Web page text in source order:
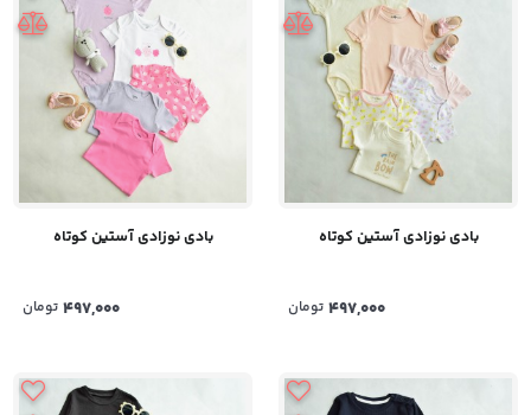
بادی نوزادی آستین کوتاه
497,000 تومان
بادی نوزادی آستین کوتاه
497,000 تومان